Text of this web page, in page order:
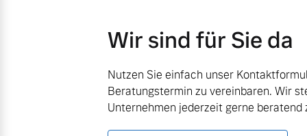
Wir sind für Sie da
Nutzen Sie einfach unser
Beratungstermin zu vereinbaren. Wir
Unternehmen jederzeit gerne beratend